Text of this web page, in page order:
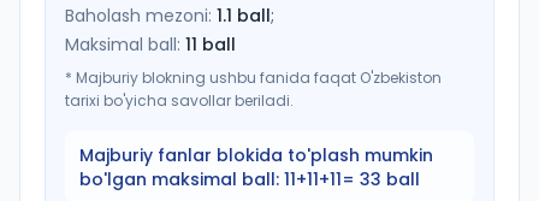
Baholash mezoni: 1.1 ball;
Maksimal ball: 11 ball
* Majburiy blokning ushbu fanida faqat O'zbekiston
tarixi bo'yicha savollar beriladi.
Majburiy fanlar blokida to'plash mumkin
bo'lgan maksimal ball: 11+11+11= 33 ball